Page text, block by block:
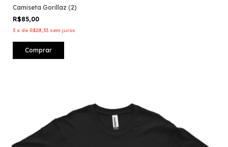
Camiseta Gorillaz (2)
R$85,00
3 x de R$28,33 sem juros
Comprar